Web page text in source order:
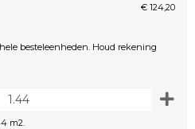
€ 124,20
besteleenheden. Houd rekening
m2.